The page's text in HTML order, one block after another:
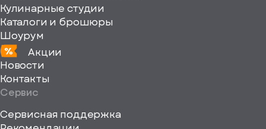
Кулинарные студии
Каталоги и брошюры
Шоурум
Акции
Новости
Контакты
Сервис
Сервисная поддержка